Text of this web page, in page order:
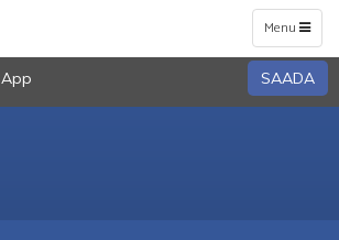
Toggle
navigation
Menu
SAADA